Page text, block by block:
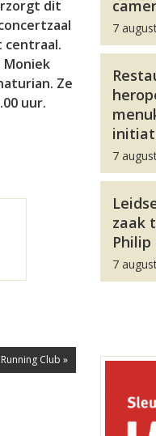
dit
centraal.
Ze
uur.
Club »
7
7
zaak
7